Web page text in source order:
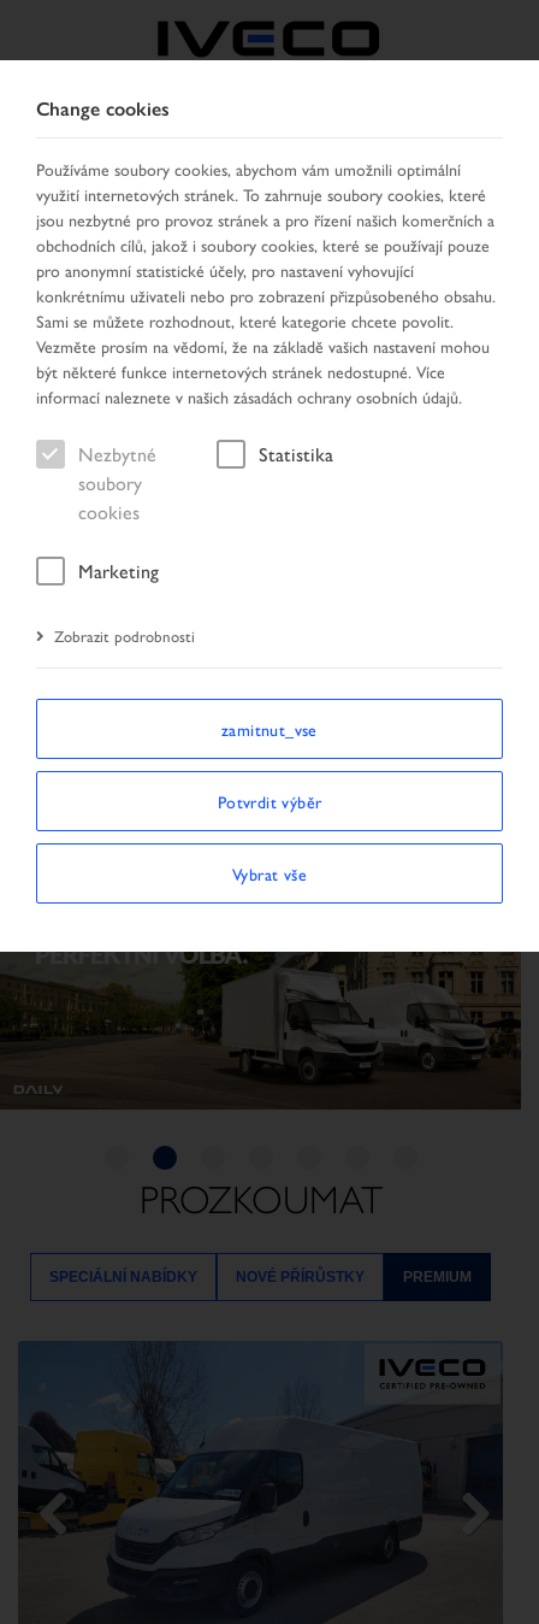
CZECH REPUBLIC /
SLOVAKIA
VYBRAT ZEMI ZMĚNIT JAZYK
Toggle
navigation
MENU
88
DODÁVKA Přívěs / Návěs
PROZKOUMAT
SPECIÁLNÍ NABÍDKY NOVÉ PŘÍRŮSTKY PREMIUM
Change cookies
Používáme soubory cookies, abychom vám umožnili optimální
využití internetových stránek. To zahrnuje soubory cookies, které
jsou nezbytné pro provoz stránek a pro řízení našich komerčních a
obchodních cílů, jakož i soubory cookies, které se používají pouze
pro anonymní statistické účely, pro nastavení vyhovující
konkrétnímu uživateli nebo pro zobrazení přizpůsobeného obsahu.
Sami se můžete rozhodnout, které kategorie chcete povolit.
Vezměte prosím na vědomí, že na základě vašich nastavení mohou
být některé funkce internetových stránek nedostupné. Více
informací naleznete v našich zásadách ochrany osobních údajů.
Nezbytné
soubory
cookies
Statistika
Marketing
Zobrazit podrobnosti
zamitnut_vse
Potvrdit výběr
Vybrat vše